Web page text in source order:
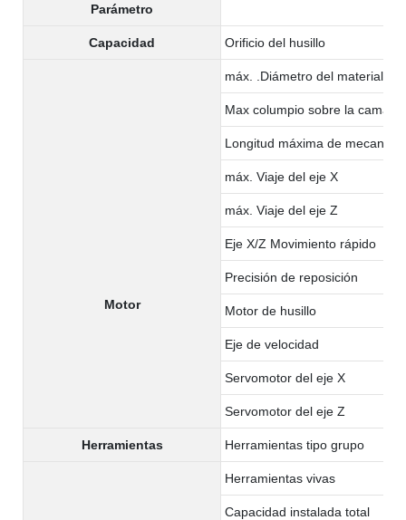
Parámetro
Capacidad Orificio del husillo
Motor
máx. .Diámetro del material:
Max columpio sobre la cama
Longitud máxima de
máx. Viaje del eje X
máx. Viaje del eje Z
Eje X/Z Movimiento rápido
Precisión de reposición
Motor de husillo
Eje de velocidad
Servomotor del eje X
Servomotor del eje Z
Herramientas Herramientas tipo grupo
Herramientas vivas
Capacidad instalada total